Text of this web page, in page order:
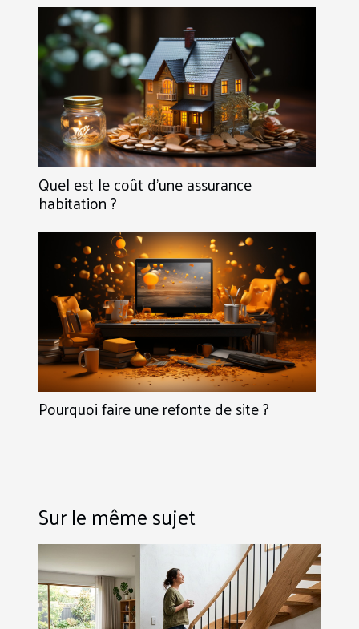
Quel est le coût d'une assurance
habitation ?
Pourquoi faire une refonte de site ?
Sur le même sujet